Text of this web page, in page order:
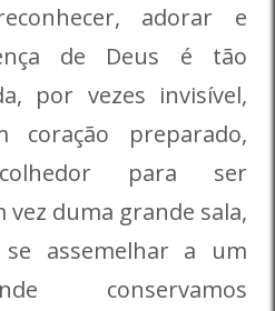
adorar e
de Deus é tão
por vezes invisível,
coração preparado,
para ser
vez duma grande sala,
assemelhar a um
conservamos